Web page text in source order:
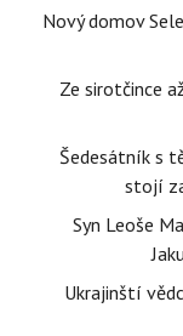
Nový domov
Ze sirotčince
Šedesátník s
stojí
Syn Leoše
Ukrajinští